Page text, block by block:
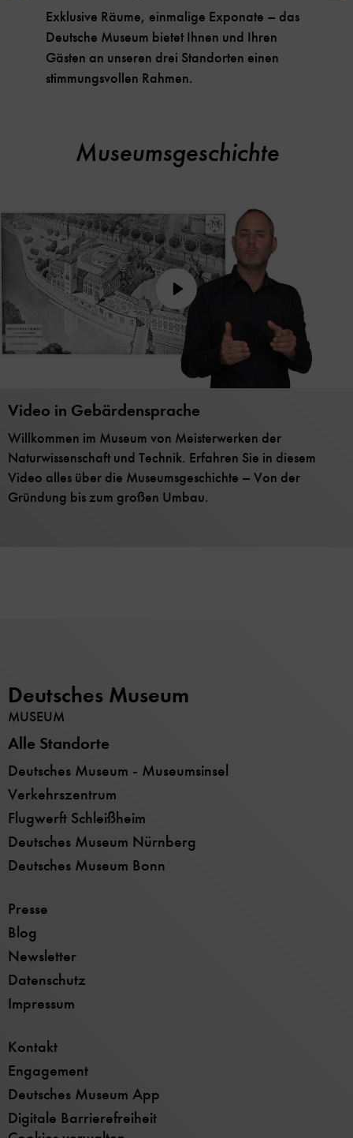
Exklusive Räume, einmalige Exponate – das
Deutsche Museum bietet Ihnen und Ihren
Gästen an unseren drei Standorten einen
stimmungsvollen Rahmen.
Museumsgeschichte
Play
Video in Gebärdensprache
Willkommen im Museum von Meisterwerken der
Naturwissenschaft und Technik. Erfahren Sie in diesem
Video alles über die Museumsgeschichte – Von der
Gründung bis zum großen Umbau.
Deutsches Museum
MUSEUM
Alle Standorte
Deutsches Museum - Museumsinsel
Verkehrszentrum
Flugwerft Schleißheim
Deutsches Museum Nürnberg
Deutsches Museum Bonn
Presse
Blog
Newsletter
Datenschutz
Impressum
Kontakt
Engagement
Deutsches Museum App
Digitale Barrierefreiheit